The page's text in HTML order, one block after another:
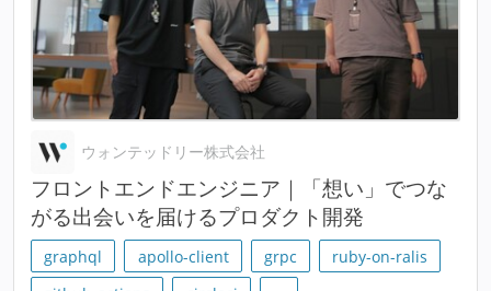
ウォンテッドリー株式会社
フロントエンドエンジニア｜「想い」でつな
がる出会いを届けるプロダクト開発
graphql apollo-client grpc
ruby-on-ralis